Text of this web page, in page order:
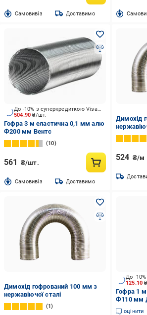
Cамовивіз Доставимо
504.90₴/шт.
До -10% з суперкредиткою Visa Вигода
Гофра 3 м еластична 0,1 мм алю
Ф200 мм Вентс
10
561 ₴/шт.
Cамовивіз Доставимо
Димохід
524 ₴/м
Димохід гофрований 100 мм з
нержавіючої сталі
1
125.10
Гофра 1
Ф110 мм
оцінити